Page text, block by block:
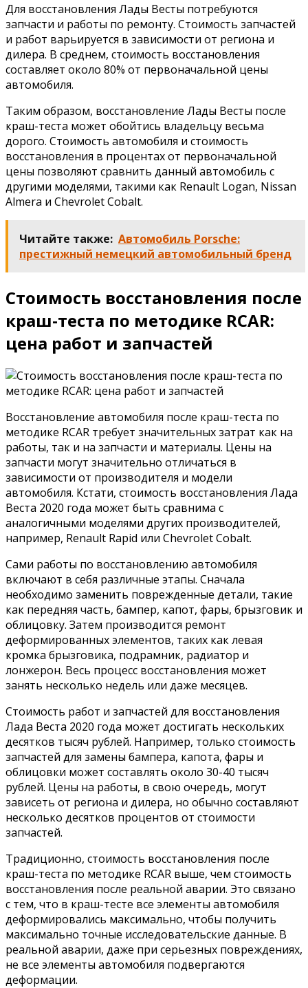
Для восстановления Лады Весты потребуются
запчасти и работы по ремонту. Стоимость запчастей
и работ варьируется в зависимости от региона и
дилера. В среднем, стоимость восстановления
составляет около 80% от первоначальной цены
автомобиля.
Таким образом, восстановление Лады Весты после
краш-теста может обойтись владельцу весьма
дорого. Стоимость автомобиля и стоимость
восстановления в процентах от первоначальной
цены позволяют сравнить данный автомобиль с
другими моделями, такими как Renault Logan, Nissan
Almera и Chevrolet Cobalt.
Читайте также: Автомобиль Porsche:
престижный немецкий автомобильный бренд
Стоимость восстановления после
краш-теста по методике RCAR:
цена работ и запчастей
Восстановление автомобиля после краш-теста по
методике RCAR требует значительных затрат как на
работы, так и на запчасти и материалы. Цены на
запчасти могут значительно отличаться в
зависимости от производителя и модели
автомобиля. Кстати, стоимость восстановления Лада
Веста 2020 года может быть сравнима с
аналогичными моделями других производителей,
например, Renault Rapid или Chevrolet Cobalt.
Сами работы по восстановлению автомобиля
включают в себя различные этапы. Сначала
необходимо заменить поврежденные детали, такие
как передняя часть, бампер, капот, фары, брызговик и
облицовку. Затем производится ремонт
деформированных элементов, таких как левая
кромка брызговика, подрамник, радиатор и
лонжерон. Весь процесс восстановления может
занять несколько недель или даже месяцев.
Стоимость работ и запчастей для восстановления
Лада Веста 2020 года может достигать нескольких
десятков тысяч рублей. Например, только стоимость
запчастей для замены бампера, капота, фары и
облицовки может составлять около 30-40 тысяч
рублей. Цены на работы, в свою очередь, могут
зависеть от региона и дилера, но обычно составляют
несколько десятков процентов от стоимости
запчастей.
Традиционно, стоимость восстановления после
краш-теста по методике RCAR выше, чем стоимость
восстановления после реальной аварии. Это связано
с тем, что в краш-тесте все элементы автомобиля
деформировались максимально, чтобы получить
максимально точные исследовательские данные. В
реальной аварии, даже при серьезных повреждениях,
не все элементы автомобиля подвергаются
деформации.